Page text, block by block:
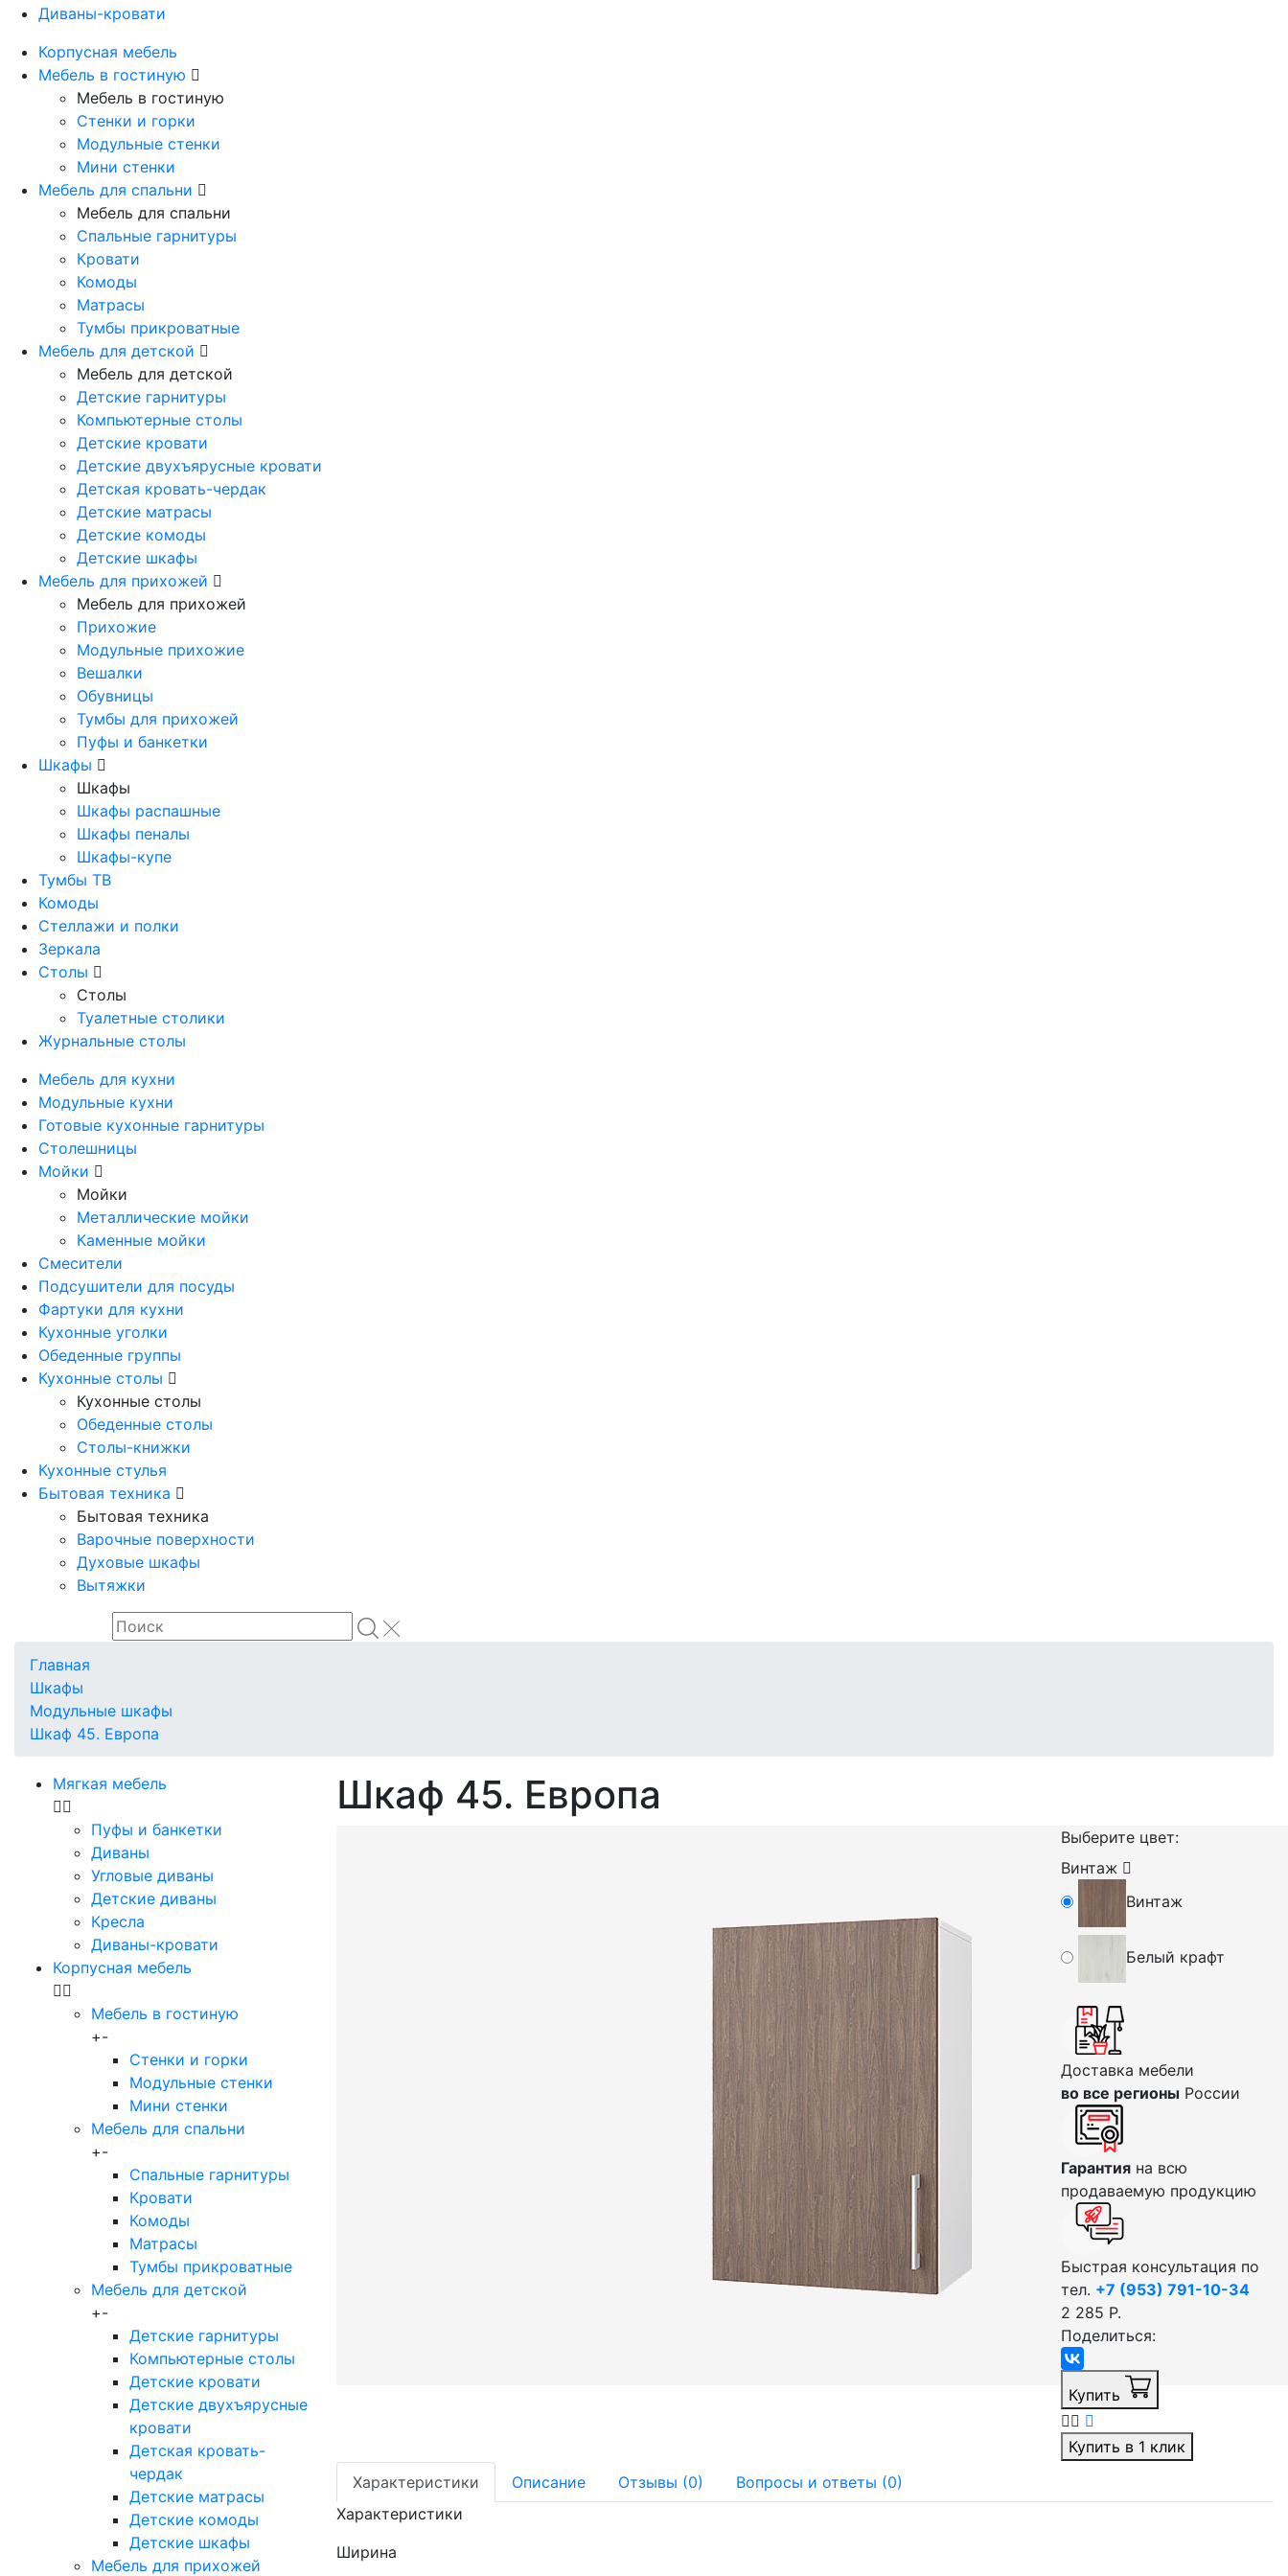
Диваны-кровати
Корпусная мебель
Мебель в гостиную
Мебель в гостиную
Стенки и горки
Модульные стенки
Мини стенки
Мебель для спальни
Мебель для спальни
Спальные гарнитуры
Кровати
Комоды
Матрасы
Тумбы прикроватные
Мебель для детской
Мебель для детской
Детские гарнитуры
Компьютерные столы
Детские кровати
Детские двухъярусные кровати
Детская кровать-чердак
Детские матрасы
Детские комоды
Детские шкафы
Мебель для прихожей
Мебель для прихожей
Прихожие
Модульные прихожие
Вешалки
Обувницы
Тумбы для прихожей
Пуфы и банкетки
Шкафы
Шкафы
Шкафы распашные
Шкафы пеналы
Шкафы-купе
Тумбы ТВ
Комоды
Стеллажи и полки
Зеркала
Столы
Столы
Туалетные столики
Журнальные столы
Мебель для кухни
Модульные кухни
Готовые кухонные гарнитуры
Столешницы
Мойки
Мойки
Металлические мойки
Каменные мойки
Смесители
Подсушители для посуды
Фартуки для кухни
Кухонные уголки
Обеденные группы
Кухонные столы
Кухонные столы
Обеденные столы
Столы-книжки
Кухонные стулья
Бытовая техника
Бытовая техника
Варочные поверхности
Духовые шкафы
Вытяжки
Главная
Шкафы
Модульные шкафы
Шкаф 45. Европа
Мягкая мебель
Пуфы и банкетки
Диваны
Угловые диваны
Детские диваны
Кресла
Диваны-кровати
Корпусная мебель
Мебель в гостиную
+-
Стенки и горки
Модульные стенки
Мини стенки
Мебель для спальни
+-
Спальные гарнитуры
Кровати
Комоды
Матрасы
Тумбы прикроватные
Мебель для детской
+-
Детские гарнитуры
Компьютерные столы
Детские кровати
Детские двухъярусные
кровати
Детская кровать-
чердак
Детские матрасы
Детские комоды
Детские шкафы
Мебель для прихожей
Шкаф 45. Европа
Выберите цвет:
Винтаж
Винтаж
Белый крафт
Доставка мебели
во все регионы России
Гарантия на всю
продаваемую продукцию
Быстрая консультация по
тел. +7 (953) 791-10-34
2 285 Р.
Поделиться:
Купить
Купить в 1 клик
Характеристики
Описание Отзывы (0)
Вопросы и ответы (0)
Характеристики
Ширина